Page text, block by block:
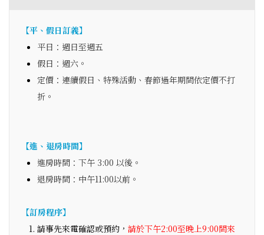
【平、假日訂義】
平日：週日至週五
假日：週六。
定價：連續假日、特殊活動、春節過年期間依定價不打
折。
【進、退房時間】
進房時間：下午 3:00 以後。
退房時間：中午11:00以前。
【訂房程序】
請事先來電確認或預約， 請於下午2:00至晚上9:00間來